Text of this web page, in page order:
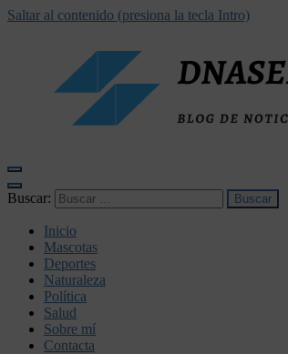
Saltar al contenido (presiona la tecla Intro)
Buscar:
Inicio
Mascotas
Deportes
Naturaleza
Política
Salud
Sobre mí
Contacta